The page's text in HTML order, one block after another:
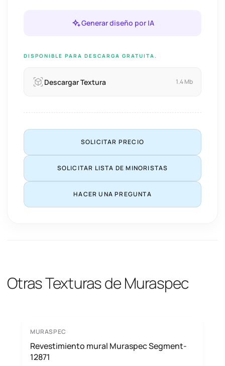
Generar diseño por IA
DISPONIBLE PARA DESCARGA GRATUITA.
Descargar Textura 1.4 Mb
SOLICITAR PRECIO
SOLICITAR LISTA DE MINORISTAS
HACER UNA PREGUNTA
Otras Texturas de Muraspec
MURASPEC
Revestimiento mural Muraspec Segment-
12871